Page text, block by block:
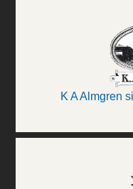
K A Almgren